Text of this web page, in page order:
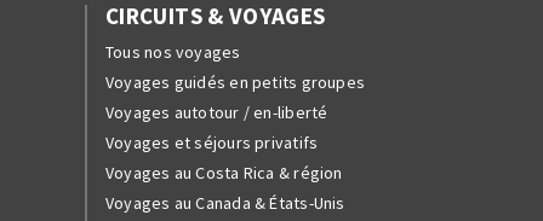
CIRCUITS & VOYAGES
Tous nos voyages
Voyages guidés en petits groupes
Voyages autotour / en-liberté
Voyages et séjours privatifs
Voyages au Costa Rica & région
Voyages au Canada & États-Unis